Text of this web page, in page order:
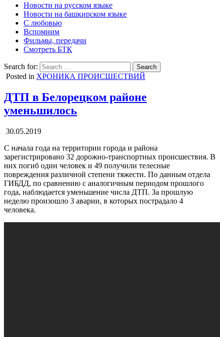
Новости на русском языке
Новости на башкирском языке
С любовью
Вспомним
Фильмы, передачи
Смотреть БТК
Search for:
Posted in ХРОНИКА ПРОИСШЕСТВИЙ
ДТП в Белорецком районе
уменьшилось
30.05.2019
С начала года на территории города и района
зарегистрировано 32 дорожно-транспортных происшествия. В
них погиб один человек и 49 получили телесные
повреждения различной степени тяжести. По данным отдела
ГИБДД, по сравнению с аналогичным периодом прошлого
года, наблюдается уменьшение числа ДТП. За прошлую
неделю произошло 3 аварии, в которых пострадало 4
человека.